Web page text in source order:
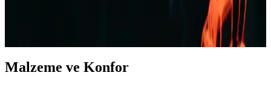
Yaz aylarında rahat ve şık kalmak isteyen erkekler için kot şortlar,
farklı kesim ve renk seçenekleriyle ideal tercih. Günlük, spor ve
resmi olmayan ortamlar için uygun modellerle tarzınızı yansıtın.
Malzeme ve Konfor